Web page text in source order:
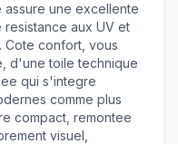
assure une excellente
aux UV et
Cote confort, vous
d'une toile technique
qui s'integre
comme plus
compact, remontee
visuel,